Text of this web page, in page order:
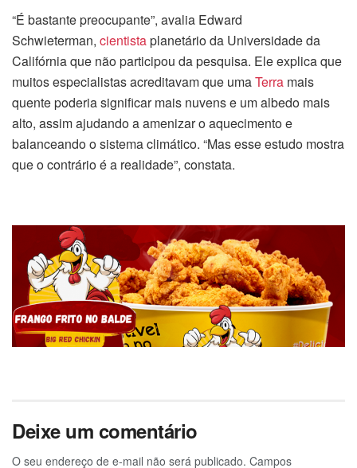
“É bastante preocupante”, avalia Edward
Schwieterman, cientistaplanetário da Universidade da
Califórnia que não participou da pesquisa. Ele explica que
muitos especialistas acreditavam que umaTerra mais
quente poderia significar mais nuvens e um albedo mais
alto, assim ajudando a amenizar o aquecimento e
balanceando o sistema climático. “Mas esse estudo mostra
que o contrário é a realidade”, constata.
Deixe um comentário
O seu endereço de e-mail não será publicado. Campos